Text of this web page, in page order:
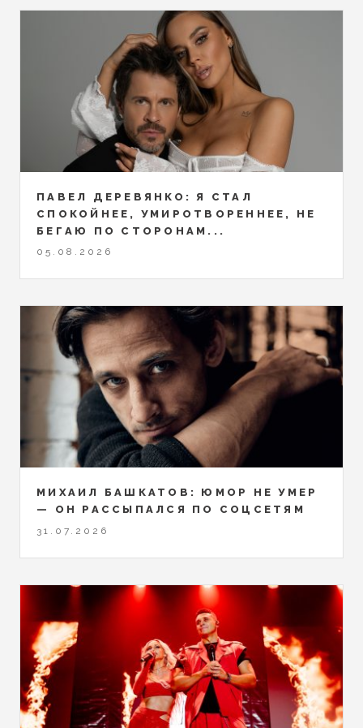
ПАВЕЛ ДЕРЕВЯНКО: Я СТАЛ
СПОКОЙНЕЕ, УМИРОТВОРЕННЕЕ, НЕ
БЕГАЮ ПО СТОРОНАМ...
05.08.2026
МИХАИЛ БАШКАТОВ: ЮМОР НЕ УМЕР
— ОН РАССЫПАЛСЯ ПО СОЦСЕТЯМ
31.07.2026